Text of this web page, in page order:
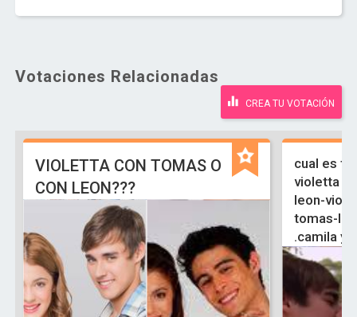
Votaciones Relacionadas
CREA TU VOTACIÓN
VIOLETTA CON TOMAS O
CON LEON???
cual es
violetta y
leon-
tomas-
.camila y